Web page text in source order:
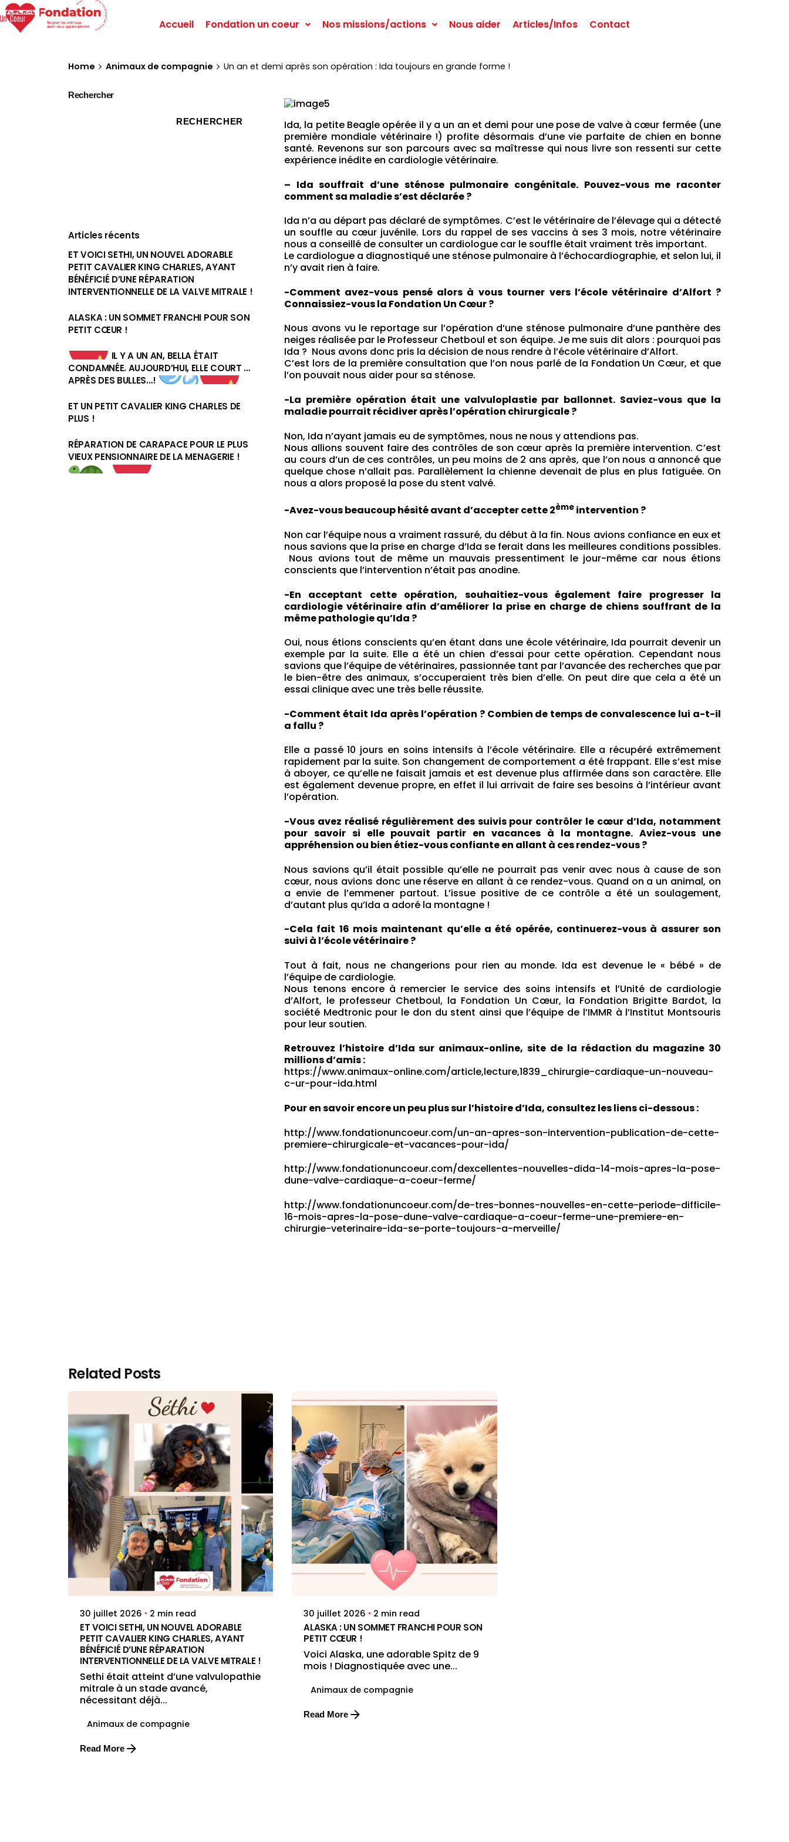
Accueil Fondation un coeur Nos missions/actions Nous aider Articles/Infos Contact
Home Animaux de compagnie Un an et demi après son opération : Ida toujours en grande forme !
Rechercher
RECHERCHER
Articles récents
ET VOICI SETHI, UN NOUVEL ADORABLE
PETIT CAVALIER KING CHARLES, AYANT
BÉNÉFICIÉ D’UNE RÉPARATION
INTERVENTIONNELLE DE LA VALVE MITRALE !
ALASKA : UN SOMMET FRANCHI POUR SON
PETIT CŒUR !
IL Y A UN AN, BELLA ÉTAIT
CONDAMNÉE. AUJOURD’HUI, ELLE COURT …
APRÈS DES BULLES…!
ET UN PETIT CAVALIER KING CHARLES DE
PLUS !
RÉPARATION DE CARAPACE POUR LE PLUS
VIEUX PENSIONNAIRE DE LA MENAGERIE !
Ida, la petite Beagle opérée il y a un an et demi pour une pose de valve à cœur fermée (une
première mondiale vétérinaire !) profite désormais d’une vie parfaite de chien en bonne
santé. Revenons sur son parcours avec sa maîtresse qui nous livre son ressenti sur cette
expérience inédite en cardiologie vétérinaire.
– Ida souffrait d’une sténose pulmonaire congénitale. Pouvez-vous me raconter
comment sa maladie s’est déclarée ?
Ida n’a au départ pas déclaré de symptômes. C’est le vétérinaire de l’élevage qui a détecté
un souffle au cœur juvénile. Lors du rappel de ses vaccins à ses 3 mois, notre vétérinaire
nous a conseillé de consulter un cardiologue car le souffle était vraiment très important.
Le cardiologue a diagnostiqué une sténose pulmonaire à l’échocardiographie, et selon lui, il
n’y avait rien à faire.
-Comment avez-vous pensé alors à vous tourner vers l’école vétérinaire d’Alfort ?
Connaissiez-vous la Fondation Un Cœur ?
Nous avons vu le reportage sur l’opération d’une sténose pulmonaire d’une panthère des
neiges réalisée par le Professeur Chetboul et son équipe. Je me suis dit alors : pourquoi pas
Ida ? Nous avons donc pris la décision de nous rendre à l’école vétérinaire d’Alfort.
C’est lors de la première consultation que l’on nous parlé de la Fondation Un Cœur, et que
l’on pouvait nous aider pour sa sténose.
-La première opération était une valvuloplastie par ballonnet. Saviez-vous que la
maladie pourrait récidiver après l’opération chirurgicale ?
Non, Ida n’ayant jamais eu de symptômes, nous ne nous y attendions pas.
Nous allions souvent faire des contrôles de son cœur après la première intervention. C’est
au cours d’un de ces contrôles, un peu moins de 2 ans après, que l’on nous a annoncé que
quelque chose n’allait pas. Parallèlement la chienne devenait de plus en plus fatiguée. On
nous a alors proposé la pose du stent valvé.
-Avez-vous beaucoup hésité avant d’accepter cette 2ème intervention ?
Non car l’équipe nous a vraiment rassuré, du début à la fin. Nous avions confiance en eux et
nous savions que la prise en charge d’Ida se ferait dans les meilleures conditions possibles.
Nous avions tout de même un mauvais pressentiment le jour-même car nous étions
conscients que l’intervention n’était pas anodine.
-En acceptant cette opération, souhaitiez-vous également faire progresser la
cardiologie vétérinaire afin d’améliorer la prise en charge de chiens souffrant de la
même pathologie qu’Ida ?
Oui, nous étions conscients qu’en étant dans une école vétérinaire, Ida pourrait devenir un
exemple par la suite. Elle a été un chien d’essai pour cette opération. Cependant nous
savions que l’équipe de vétérinaires, passionnée tant par l’avancée des recherches que par
le bien-être des animaux, s’occuperaient très bien d’elle. On peut dire que cela a été un
essai clinique avec une très belle réussite.
-Comment était Ida après l’opération ? Combien de temps de convalescence lui a-t-il
a fallu ?
Elle a passé 10 jours en soins intensifs à l’école vétérinaire. Elle a récupéré extrêmement
rapidement par la suite. Son changement de comportement a été frappant. Elle s’est mise
à aboyer, ce qu’elle ne faisait jamais et est devenue plus affirmée dans son caractère. Elle
est également devenue propre, en effet il lui arrivait de faire ses besoins à l’intérieur avant
l’opération.
-Vous avez réalisé régulièrement des suivis pour contrôler le cœur d’Ida, notamment
pour savoir si elle pouvait partir en vacances à la montagne. Aviez-vous une
appréhension ou bien étiez-vous confiante en allant à ces rendez-vous ?
Nous savions qu’il était possible qu’elle ne pourrait pas venir avec nous à cause de son
cœur, nous avions donc une réserve en allant à ce rendez-vous. Quand on a un animal, on
a envie de l’emmener partout. L’issue positive de ce contrôle a été un soulagement,
d’autant plus qu’Ida a adoré la montagne !
-Cela fait 16 mois maintenant qu’elle a été opérée, continuerez-vous à assurer son
suivi à l’école vétérinaire ?
Tout à fait, nous ne changerions pour rien au monde. Ida est devenue le « bébé » de
l’équipe de cardiologie.
Nous tenons encore à remercier le service des soins intensifs et l’Unité de cardiologie
d’Alfort, le professeur Chetboul, la Fondation Un Cœur, la Fondation Brigitte Bardot, la
société Medtronic pour le don du stent ainsi que l’équipe de l’IMMR à l’Institut Montsouris
pour leur soutien.
Retrouvez l’histoire d’Ida sur animaux-online, site de la rédaction du magazine 30
millions d’amis :
https://www.animaux-online.com/article,lecture,1839_chirurgie-cardiaque-un-nouveau-
c-ur-pour-ida.html
Pour en savoir encore un peu plus sur l’histoire d’Ida, consultez les liens ci-dessous :
http://www.fondationuncoeur.com/un-an-apres-son-intervention-publication-de-cette-
premiere-chirurgicale-et-vacances-pour-ida/
http://www.fondationuncoeur.com/dexcellentes-nouvelles-dida-14-mois-apres-la-pose-
dune-valve-cardiaque-a-coeur-ferme/
http://www.fondationuncoeur.com/de-tres-bonnes-nouvelles-en-cette-periode-difficile-
16-mois-apres-la-pose-dune-valve-cardiaque-a-coeur-ferme-une-premiere-en-
chirurgie-veterinaire-ida-se-porte-toujours-a-merveille/
Related Posts
Posted by
Jenna Pacini
30 juillet 2026 2 min read
ET VOICI SETHI, UN NOUVEL ADORABLE
PETIT CAVALIER KING CHARLES, AYANT
BÉNÉFICIÉ D’UNE RÉPARATION
INTERVENTIONNELLE DE LA VALVE MITRALE !
Sethi était atteint d’une valvulopathie
mitrale à un stade avancé,
nécessitant déjà...
Animaux de compagnie
Read More
Posted by
Jenna Pacini
30 juillet 2026 2 min read
ALASKA : UN SOMMET FRANCHI POUR SON
PETIT CŒUR !
Voici Alaska, une adorable Spitz de 9
mois ! Diagnostiquée avec une...
Animaux de compagnie
Read More